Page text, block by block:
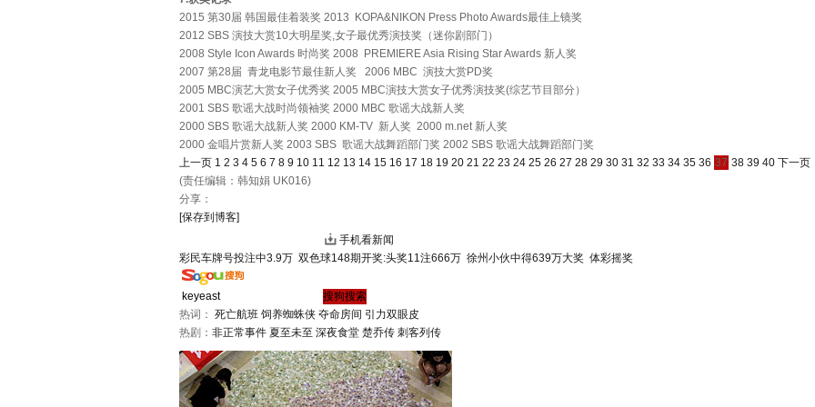
2015 第30届 韩国最佳着装奖 2013 KOPA&NIKON Press Photo Awards最佳上镜奖
2012 SBS 演技大赏10大明星奖,女子最优秀演技奖（迷你剧部门）
2008 Style Icon Awards 时尚奖 2008 PREMIERE Asia Rising Star Awards 新人奖
2007 第28届 青龙电影节最佳新人奖 2006 MBC 演技大赏PD奖
2005 MBC演艺大赏女子优秀奖 2005 MBC演技大赏女子优秀演技奖(综艺节目部分）
2001 SBS 歌谣大战时尚领袖奖 2000 MBC 歌谣大战新人奖
2000 SBS 歌谣大战新人奖 2000 KM-TV 新人奖 2000 m.net 新人奖
2000 金唱片赏新人奖 2003 SBS 歌谣大战舞蹈部门奖 2002 SBS 歌谣大战舞蹈部门奖
上一页 1 2 3 4 5 6 7 8 9 10 11 12 13 14 15 16 17 18 19 20 21 22 23 24 25 26 27 28 29 30 31 32 33 34 35 36 37 38 39 40 下一页
(责任编辑：韩知娟 UK016)
分享：
[保存到博客]
手机看新闻
彩民车牌号投注中3.9万 双色球148期开奖:头奖11注666万 徐州小伙中得639万大奖 体彩摇奖
热词： 死亡航班 饲养蜘蛛侠 夺命房间 引力双眼皮
热剧： 非正常事件 夏至未至 深夜食堂 楚乔传 刺客列传